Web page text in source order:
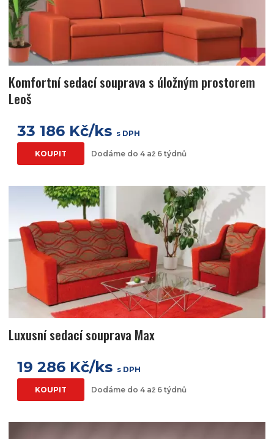
Komfortní sedací souprava s úložným prostorem
Leoš
33 186 Kč/ks s DPH
KOUPIT Dodáme do 4 až 6 týdnů
Luxusní sedací souprava Max
19 286 Kč/ks s DPH
KOUPIT Dodáme do 4 až 6 týdnů